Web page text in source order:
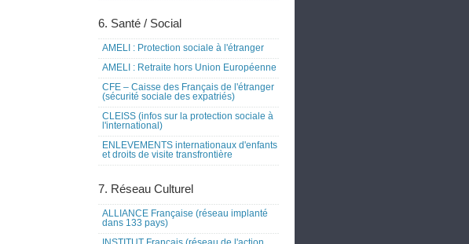
6. Santé / Social
AMELI : Protection sociale à l'étranger
AMELI : Retraite hors Union Européenne
CFE – Caisse des Français de l'étranger
(sécurité sociale des expatriés)
CLEISS (infos sur la protection sociale à
l'international)
ENLEVEMENTS internationaux d'enfants
et droits de visite transfrontière
7. Réseau Culturel
ALLIANCE Française (réseau implanté
dans 133 pays)